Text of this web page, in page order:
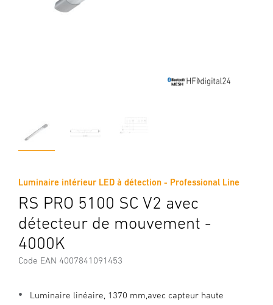
Luminaire intérieur LED à détection - Professional Line
RS PRO 5100 SC V2 avec
détecteur de mouvement -
4000K
Code EAN 4007841091453
Luminaire linéaire, 1370 mm,avec capteur haute